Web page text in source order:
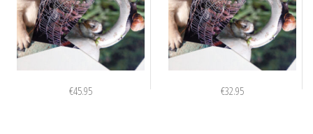
€45.95 €32.95